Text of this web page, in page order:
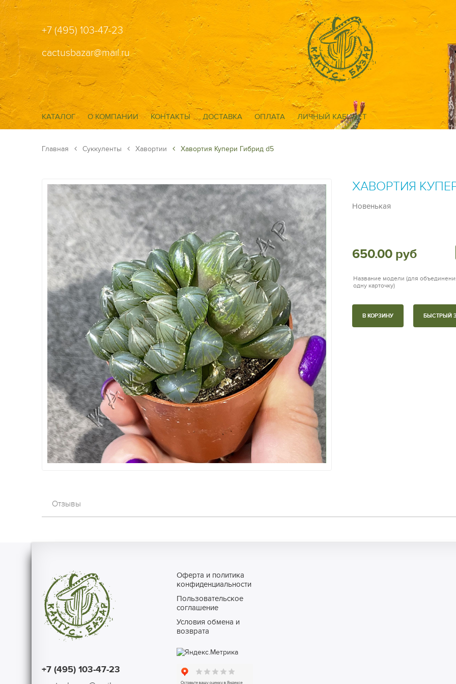
+7 (495) 103-47-23
cactusbazar@mail.ru
КАТАЛОГ О КОМПАНИИ КОНТАКТЫ ДОСТАВКА ОПЛАТА ЛИЧНЫЙ КАБИНЕТ
Главная Суккуленты Хавортии Хавортия Купери Гибрид d5
ХАВОРТИЯ
Новенькая
650.00 руб
Название модели (для
одну карточку)
В КОРЗИНУ БЫСТРЫЙ
Отзывы
+7 (495) 103-47-23
Оферта и политика
конфиденциальности
Пользовательское
соглашение
Условия обмена и
возврата